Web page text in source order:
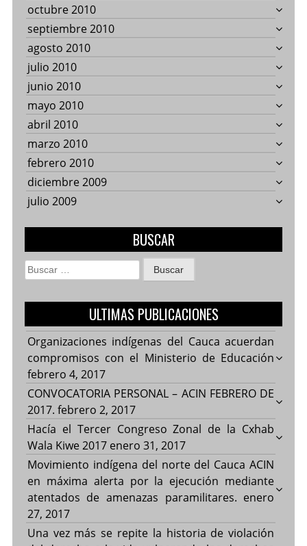
octubre 2010
septiembre 2010
agosto 2010
julio 2010
junio 2010
mayo 2010
abril 2010
marzo 2010
febrero 2010
diciembre 2009
julio 2009
BUSCAR
Buscar:
ULTIMAS PUBLICACIONES
Organizaciones indígenas del Cauca acuerdan
compromisos con el Ministerio de Educación
febrero 4, 2017
CONVOCATORIA PERSONAL – ACIN FEBRERO DE
2017. febrero 2, 2017
Hacía el Tercer Congreso Zonal de la Cxhab
Wala Kiwe 2017 enero 31, 2017
Movimiento indígena del norte del Cauca ACIN
en máxima alerta por la ejecución mediante
atentados de amenazas paramilitares. enero
27, 2017
Una vez más se repite la historia de violación